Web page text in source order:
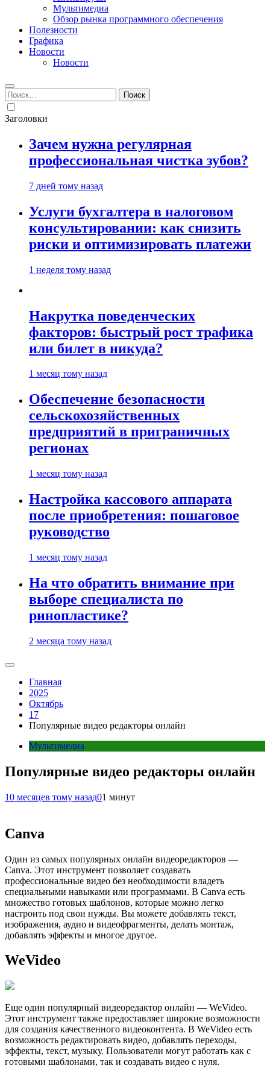
Мультимедиа
Обзор рынка программного обеспечения
Полезности
Графика
Новости
Новости
Найти:
Заголовки
Зачем нужна регулярная
профессиональная чистка зубов?
7 дней тому назад
Услуги бухгалтера в налоговом
консультировании: как снизить
риски и оптимизировать платежи
1 неделя тому назад
Накрутка поведенческих
факторов: быстрый рост трафика
или билет в никуда?
1 месяц тому назад
Обеспечение безопасности
сельскохозяйственных
предприятий в приграничных
регионах
1 месяц тому назад
Настройка кассового аппарата
после приобретения: пошаговое
руководство
1 месяц тому назад
На что обратить внимание при
выборе специалиста по
ринопластике?
2 месяца тому назад
Главная
2025
Октябрь
17
Популярные видео редакторы онлайн
Мультимедиа
Популярные видео редакторы онлайн
10 месяцев тому назад01 минут
Canva
Один из самых популярных онлайн видеоредакторов —
Canva. Этот инструмент позволяет создавать
профессиональные видео без необходимости владеть
специальными навыками или программами. В Canva есть
множество готовых шаблонов, которые можно легко
настроить под свои нужды. Вы можете добавлять текст,
изображения, аудио и видеофрагменты, делать монтаж,
добавлять эффекты и многое другое.
WeVideo
Еще один популярный видеоредактор онлайн — WeVideo.
Этот инструмент также предоставляет широкие возможности
для создания качественного видеоконтента. В WeVideo есть
возможность редактировать видео, добавлять переходы,
эффекты, текст, музыку. Пользователи могут работать как с
готовыми шаблонами, так и создавать видео с нуля.